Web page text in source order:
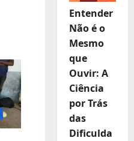
Entender
Não é o
Mesmo
que
Ouvir: A
Ciência
por Trás
das
Dificulda